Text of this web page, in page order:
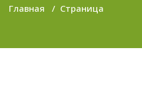
Главная / Страница